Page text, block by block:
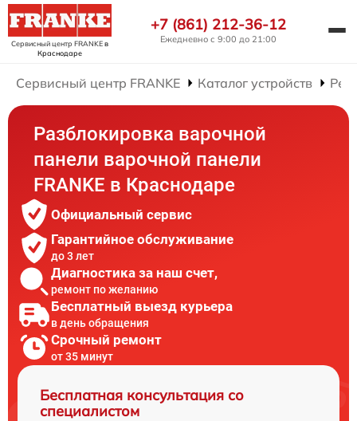
Сервисный центр FRANKEв
Краснодаре
+7 (861) 212-36-12
Ежедневно с 9:00 до 21:00
Сервисный центр FRANKE Каталог устройств
Разблокировка варочной
панели варочной панели
FRANKE в Краснодаре
Официальный сервис
Гарантийное обслуживание
до 3 лет
Диагностика за наш счет,
ремонт по желанию
Бесплатный выезд курьера
в день обращения
Срочный ремонт
от 35 минут
Бесплатная консультация со
специалистом